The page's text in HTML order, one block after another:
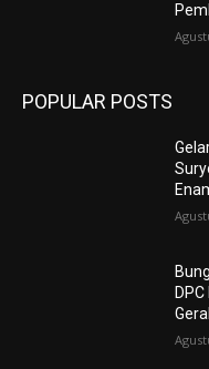
POPULAR POSTS